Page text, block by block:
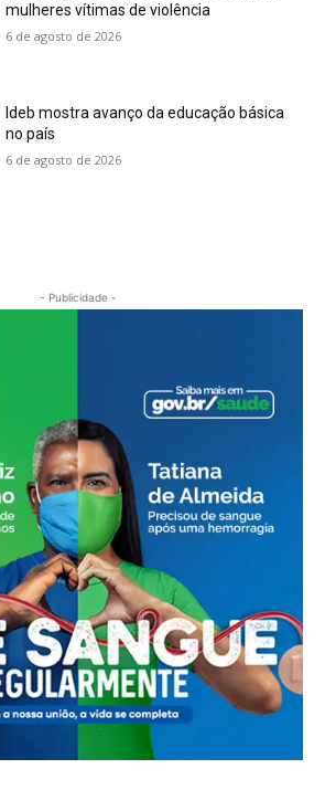
mulheres vítimas de violência
6 de agosto de 2026
Ideb mostra avanço da educação básica
no país
6 de agosto de 2026
- Publicidade -